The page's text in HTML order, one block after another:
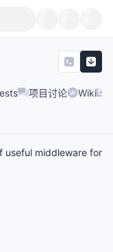
项目讨论 Wiki
useful middleware for